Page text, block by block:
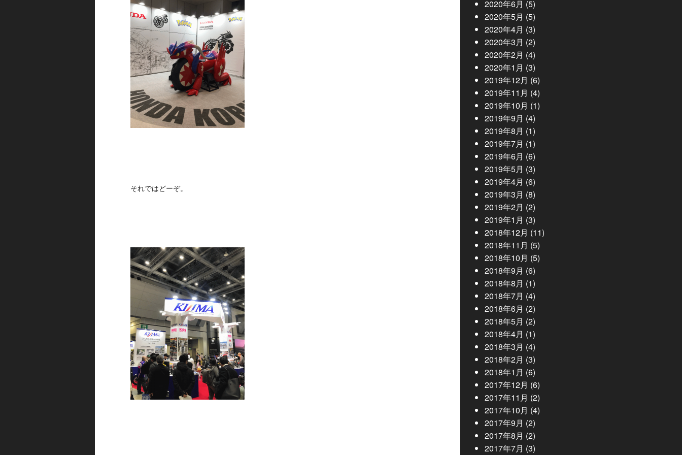
それではどーぞ。
2020年6月 (5)
2020年5月 (5)
2020年4月 (3)
2020年3月 (2)
2020年2月 (4)
2020年1月 (3)
2019年12月 (6)
2019年11月 (4)
2019年10月 (1)
2019年9月 (4)
2019年8月 (1)
2019年7月 (1)
2019年6月 (6)
2019年5月 (3)
2019年4月 (6)
2019年3月 (8)
2019年2月 (2)
2019年1月 (3)
2018年12月 (11)
2018年11月 (5)
2018年10月 (5)
2018年9月 (6)
2018年8月 (1)
2018年7月 (4)
2018年6月 (2)
2018年5月 (2)
2018年4月 (1)
2018年3月 (4)
2018年2月 (3)
2018年1月 (6)
2017年12月 (6)
2017年11月 (2)
2017年10月 (4)
2017年9月 (2)
2017年8月 (2)
2017年7月 (3)